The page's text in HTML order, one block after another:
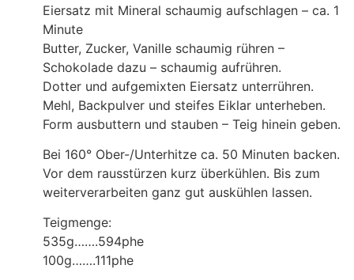
Eiersatz mit Mineral schaumig aufschlagen – ca. 1
Minute
Butter, Zucker, Vanille schaumig rühren –
Schokolade dazu – schaumig aufrühren.
Dotter und aufgemixten Eiersatz unterrühren.
Mehl, Backpulver und steifes Eiklar unterheben.
Form ausbuttern und stauben – Teig hinein geben.
Bei 160° Ober-/Unterhitze ca. 50 Minuten backen.
Vor dem rausstürzen kurz überkühlen. Bis zum
weiterverarbeiten ganz gut auskühlen lassen.
Teigmenge:
535g…….594phe
100g…….111phe